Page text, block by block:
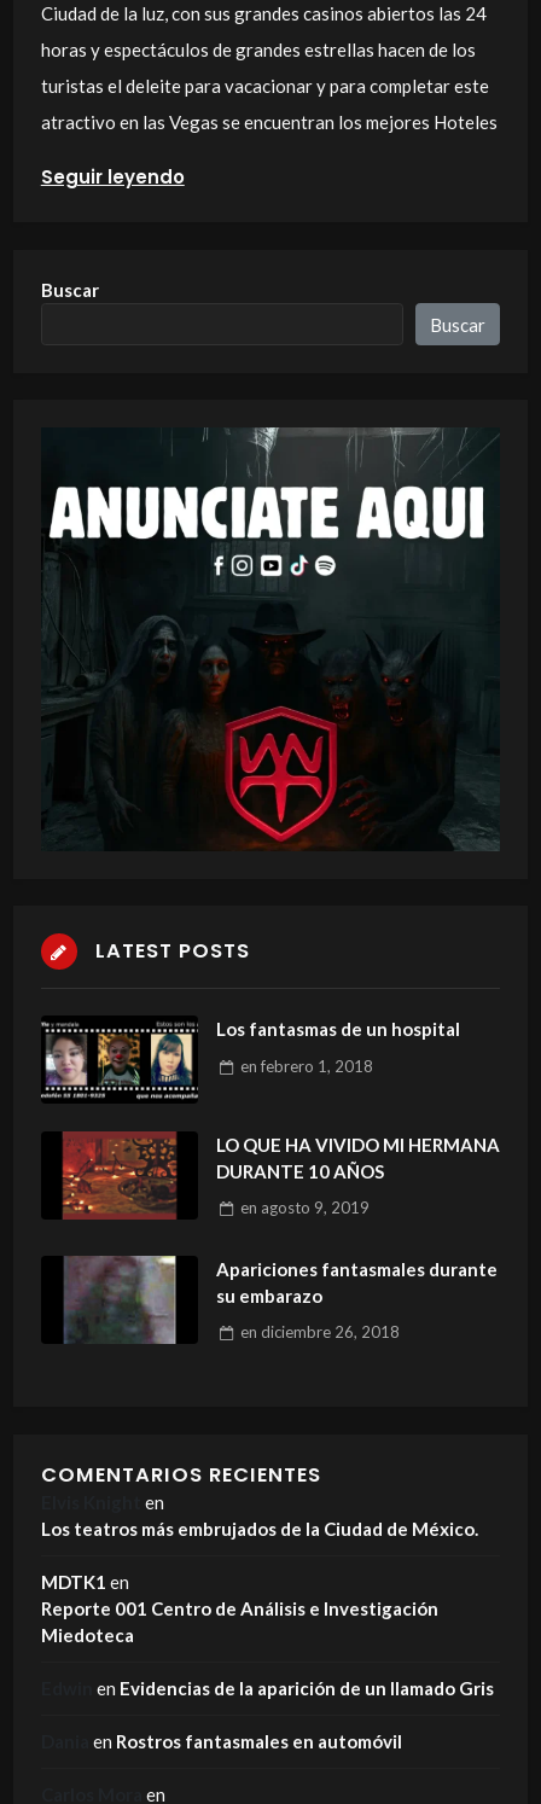
Ciudad de la luz, con sus grandes casinos abiertos las 24
horas y espectáculos de grandes estrellas hacen de los
turistas el deleite para vacacionar y para completar este
atractivo en las Vegas se encuentran los mejores Hoteles
Seguir leyendo
Buscar
Buscar
LATEST POSTS
Los fantasmas de un hospital
en febrero 1, 2018
LO QUE HA VIVIDO MI HERMANA
DURANTE 10 AÑOS
en agosto 9, 2019
Apariciones fantasmales durante
su embarazo
en diciembre 26, 2018
COMENTARIOS RECIENTES
en
Los teatros más embrujados de la Ciudad de México.
MDTK1 en
Reporte 001 Centro de Análisis e Investigación
Miedoteca
en Evidencias de la aparición de un llamado Gris
en Rostros fantasmales en automóvil
en